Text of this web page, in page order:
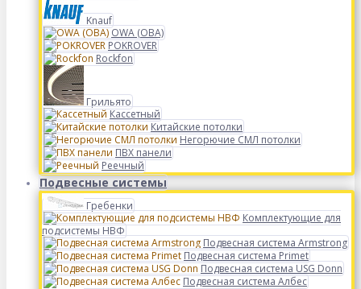
Knauf
OWA (ОВА)
POKROVER
Rockfon
Грильято
Кассетный
Китайские потолки
Негорючие СМЛ потолки
ПВХ панели
Реечный
Подвесные системы
Гребенки
Комплектующие для
подсистемы НВФ
Подвесная система Armstrong
Подвесная система Primet
Подвесная система USG Donn
Подвесная система Албес